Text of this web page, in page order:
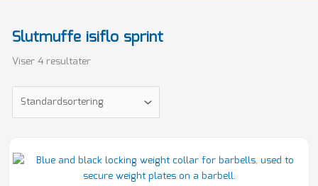
Slutmuffe isiflo sprint
Viser 4 resultater
Sprint
25